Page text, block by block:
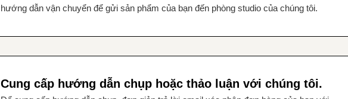
hướng dẫn vận chuyển để gửi sản phẩm của bạn đến phòng studio của chúng tôi.
Cung cấp hướng dẫn chụp hoặc thảo luận với chúng tôi.